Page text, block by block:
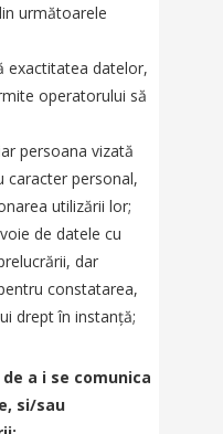
următoarele
exactitatea datelor,
operatorului să
persoana vizată
caracter personal,
utilizării lor;
de datele cu
dar
constatarea,
drept în instanță;
a i se comunica
si/sau